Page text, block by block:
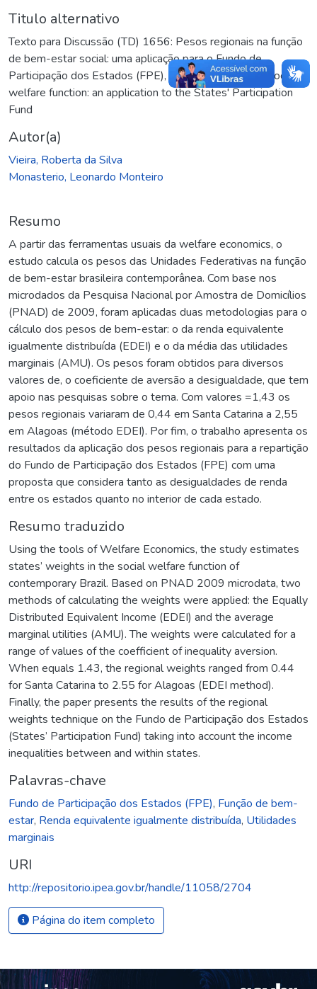
Titulo alternativo
Texto para Discussão (TD) 1656: Pesos regionais na função
de bem-estar social: uma aplicação para o Fundo de
Participação dos Estados (FPE),
Regional weights in social
welfare function: an application to the States' Participation
Fund
Autor(a)
Vieira, Roberta da Silva
Monasterio, Leonardo Monteiro
Resumo
A partir das ferramentas usuais da welfare economics, o
estudo calcula os pesos das Unidades Federativas na função
de bem-estar brasileira contemporânea. Com base nos
microdados da Pesquisa Nacional por Amostra de Domicílios
(PNAD) de 2009, foram aplicadas duas metodologias para o
cálculo dos pesos de bem-estar: o da renda equivalente
igualmente distribuída (EDEI) e o da média das utilidades
marginais (AMU). Os pesos foram obtidos para diversos
valores de, o coeficiente de aversão a desigualdade, que tem
apoio nas pesquisas sobre o tema. Com valores =1,43 os
pesos regionais variaram de 0,44 em Santa Catarina a 2,55
em Alagoas (método EDEI). Por fim, o trabalho apresenta os
resultados da aplicação dos pesos regionais para a repartição
do Fundo de Participação dos Estados (FPE) com uma
proposta que considera tanto as desigualdades de renda
entre os estados quanto no interior de cada estado.
Resumo traduzido
Using the tools of Welfare Economics, the study estimates
states’ weights in the social welfare function of
contemporary Brazil. Based on PNAD 2009 microdata, two
methods of calculating the weights were applied: the Equally
Distributed Equivalent Income (EDEI) and the average
marginal utilities (AMU). The weights were calculated for a
range of values of the coefficient of inequality aversion.
When equals 1.43, the regional weights ranged from 0.44
for Santa Catarina to 2.55 for Alagoas (EDEI method).
Finally, the paper presents the results of the regional
weights technique on the Fundo de Participação dos Estados
(States’ Participation Fund) taking into account the income
inequalities between and within states.
Palavras-chave
Fundo de Participação dos Estados (FPE), Função de bem-
estar, Renda equivalente igualmente distribuída, Utilidades
marginais
URI
http://repositorio.ipea.gov.br/handle/11058/2704
Página do item completo